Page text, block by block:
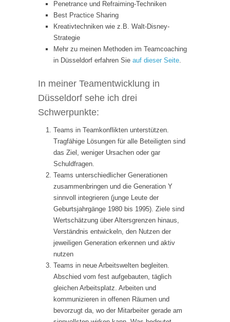
Penetrance und Refraiming-Techniken
Best Practice Sharing
Kreativtechniken wie z.B. Walt-Disney-
Strategie
Mehr zu meinen Methoden im Teamcoaching
in Düsseldorf erfahren Sie auf dieser Seite.
In meiner Teamentwicklung in
Düsseldorf sehe ich drei
Schwerpunkte:
Teams in Teamkonflikten unterstützen.
Tragfähige Lösungen für alle Beteiligten sind
das Ziel, weniger Ursachen oder gar
Schuldfragen.
Teams unterschiedlicher Generationen
zusammenbringen und die Generation Y
sinnvoll integrieren (junge Leute der
Geburtsjahrgänge 1980 bis 1995). Ziele sind
Wertschätzung über Altersgrenzen hinaus,
Verständnis entwickeln, den Nutzen der
jeweiligen Generation erkennen und aktiv
nutzen
Teams in neue Arbeitswelten begleiten.
Abschied vom fest aufgebauten, täglich
gleichen Arbeitsplatz. Arbeiten und
kommunizieren in offenen Räumen und
bevorzugt da, wo der Mitarbeiter gerade am